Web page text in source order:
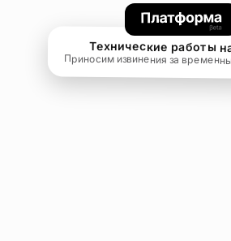
Технические работы
Приносим извинения за